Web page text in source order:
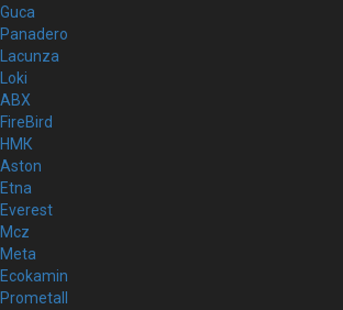
Guca
Panadero
Lacunza
Loki
ABX
FireBird
НМК
Aston
Etna
Everest
Mcz
Meta
Ecokamin
Prometall